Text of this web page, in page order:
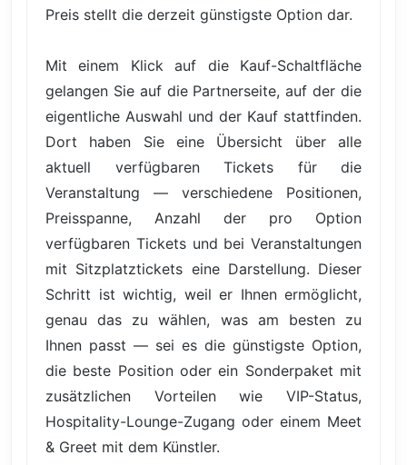
Preis stellt die derzeit günstigste Option dar.
Mit einem Klick auf die Kauf-Schaltfläche
gelangen Sie auf die Partnerseite, auf der die
eigentliche Auswahl und der Kauf stattfinden.
Dort haben Sie eine Übersicht über alle
aktuell verfügbaren Tickets für die
Veranstaltung — verschiedene Positionen,
Preisspanne, Anzahl der pro Option
verfügbaren Tickets und bei Veranstaltungen
mit Sitzplatztickets eine Darstellung. Dieser
Schritt ist wichtig, weil er Ihnen ermöglicht,
genau das zu wählen, was am besten zu
Ihnen passt — sei es die günstigste Option,
die beste Position oder ein Sonderpaket mit
zusätzlichen Vorteilen wie VIP-Status,
Hospitality-Lounge-Zugang oder einem Meet
& Greet mit dem Künstler.